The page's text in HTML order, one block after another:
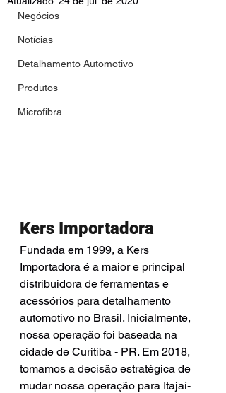
Negócios
Notícias
Detalhamento Automotivo
Produtos
Microfibra
Kers Importadora
Fundada em 1999, a Kers
Importadora é a maior e principal
distribuidora de ferramentas e
acessórios para detalhamento
automotivo no Brasil. Inicialmente,
nossa operação foi baseada na
cidade de Curitiba - PR. Em 2018,
tomamos a decisão estratégica de
mudar nossa operação para Itajaí-